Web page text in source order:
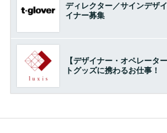
ディレクター／サインデザ
イナー募集
【デザイナー・オペレータ
トグッズに携わるお仕事！